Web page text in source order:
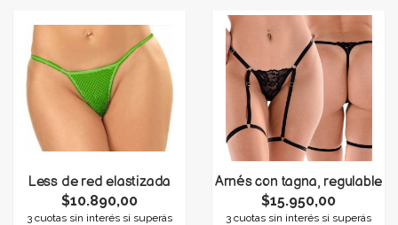
Less de red elastizada
$10.890,00
3 cuotas sin interés si superás
Arnés con tagna, regulable
$15.950,00
3 cuotas sin interés si superás